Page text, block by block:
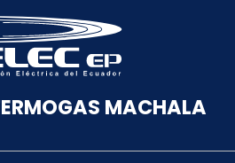
herramientas
MACHALA